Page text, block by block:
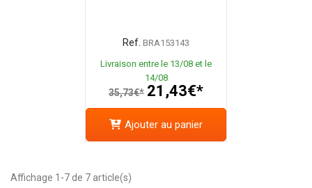
Ref. BRA153143
Livraison entre le 13/08 et le
14/08
35,73€* 21,43€*
Ajouter au panier
Affichage 1-7 de 7 article(s)